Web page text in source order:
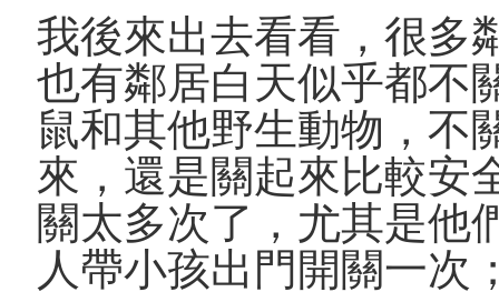
我後來出去看看，很多
也有鄰居白天似乎都不
鼠和其他野生動物，不
來，還是關起來比較安
關太多次了，尤其是他
人帶小孩出門開關一次